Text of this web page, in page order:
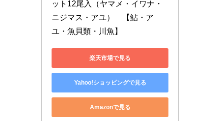
ット12尾入（ヤマメ・イワナ・
ニジマス・アユ）　【鮎・ア
ユ・魚貝類・川魚】
楽天市場で見る
Yahoo!ショッピングで見る
Amazonで見る